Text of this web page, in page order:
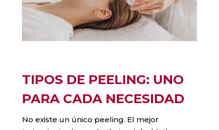
TIPOS DE PEELING: UNO
PARA CADA NECESIDAD
No existe un único peeling. El mejor